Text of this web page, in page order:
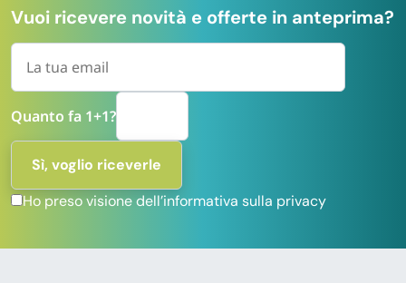
Vuoi ricevere novità e offerte in anteprima?
Quanto fa 1+1?
Ho preso visione dell’informativa sulla privacy